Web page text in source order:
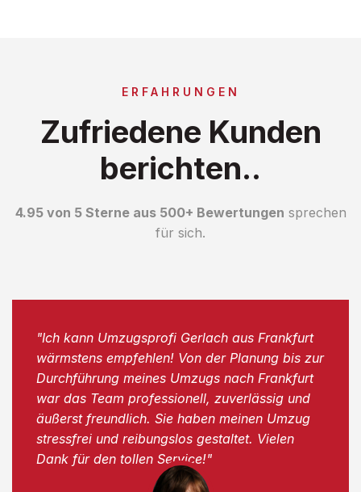
ERFAHRUNGEN
Zufriedene Kunden
berichten..
4.95 von 5 Sterne aus 500+ Bewertungen sprechen
für sich.
"Ich kann Umzugsprofi Gerlach aus Frankfurt
wärmstens empfehlen! Von der Planung bis zur
Durchführung meines Umzugs nach Frankfurt
war das Team professionell, zuverlässig und
äußerst freundlich. Sie haben meinen Umzug
stressfrei und reibungslos gestaltet. Vielen
Dank für den tollen Service!"